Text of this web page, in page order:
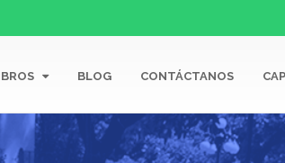
BLOG CONTÁCTANOS